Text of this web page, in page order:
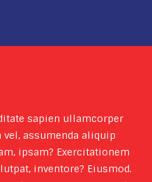
sapien ullamcorper
assumenda aliquip
ipsam? Exercitationem
inventore? Eiusmod.